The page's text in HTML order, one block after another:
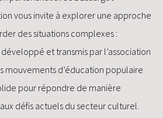
vous invite à explorer une approche
des situations complexes :
et transmis par l’association
mouvements d’éducation populaire
pour répondre de manière
défis actuels du secteur culturel.